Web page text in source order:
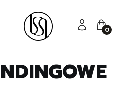
Zaloguj się